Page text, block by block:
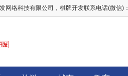
网络科技有限公司，棋牌开发联系电话(微信)